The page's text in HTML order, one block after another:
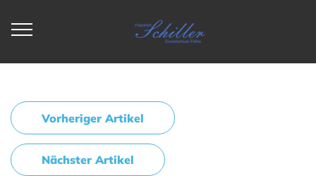
Vorheriger Artikel
Nächster Artikel